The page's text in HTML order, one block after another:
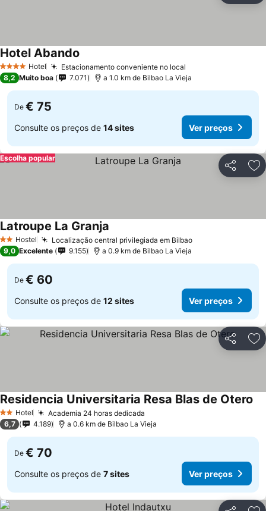
4 EstrelasHotel Estacionamento conveniente no local
Hotel Abando
8,2 Muito boa 7.071 a 1.0 km de Bilbao La Vieja
De € 75
Consulte os preços de 14 sites Ver preços
Partilhar
Escolha popular
2 Estrelas
Hostel Localização central privilegiada em Bilbao
Latroupe La Granja
9,0 Excelente 9.155 a 0.9 km de Bilbao La Vieja
De € 60
Consulte os preços de 12 sites Ver preços
Partilhar
2 Estrelas
Hotel Academia 24 horas dedicada
Residencia Universitaria Resa Blas de Otero
6,7 4.189 a 0.6 km de Bilbao La Vieja
De € 70
Consulte os preços de 7 sites Ver preços